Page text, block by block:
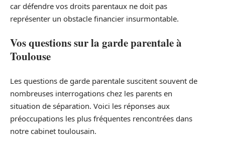
car défendre vos droits parentaux ne doit pas
représenter un obstacle financier insurmontable.
Vos questions sur la garde parentale à
Toulouse
Les questions de garde parentale suscitent souvent de
nombreuses interrogations chez les parents en
situation de séparation. Voici les réponses aux
préoccupations les plus fréquentes rencontrées dans
notre cabinet toulousain.